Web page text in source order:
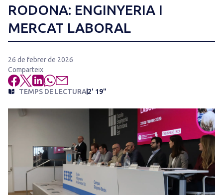
RODONA: ENGINYERIA I
MERCAT LABORAL
26 de febrer de 2026
Comparteix
TEMPS DE LECTURA 2' 19"